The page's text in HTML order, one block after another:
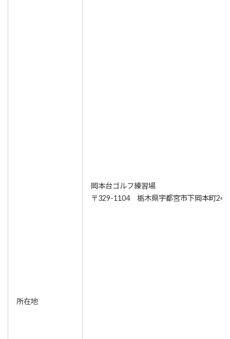
所在地
岡本台ゴルフ練習場
〒329-1104 栃木県宇都宮市下岡本町